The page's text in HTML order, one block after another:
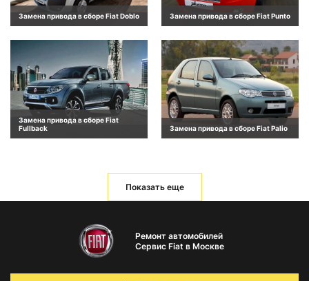
Замена привода в сборе Fiat Doblo Замена привода в сборе Fiat Punto
Замена привода в сборе Fiat
Fullback
Замена привода в сборе Fiat Palio
Показать еще
Ремонт автомобилей
Сервис Fiat в Москве